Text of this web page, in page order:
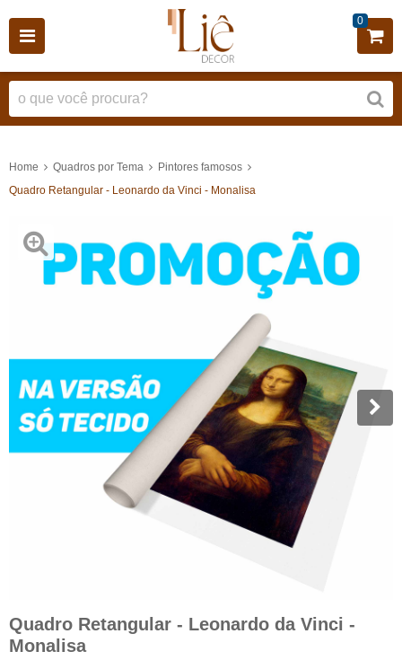
0
Home Quadros por Tema
Pintores famosos
Quadro Retangular - Leonardo da Vinci - Monalisa
Quadro Retangular - Leonardo da Vinci -
Monalisa